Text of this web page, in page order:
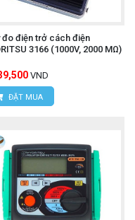
đo điện trở cách điện
3166 (1000V, 2000 MΩ)
VND
ĐẶT MUA